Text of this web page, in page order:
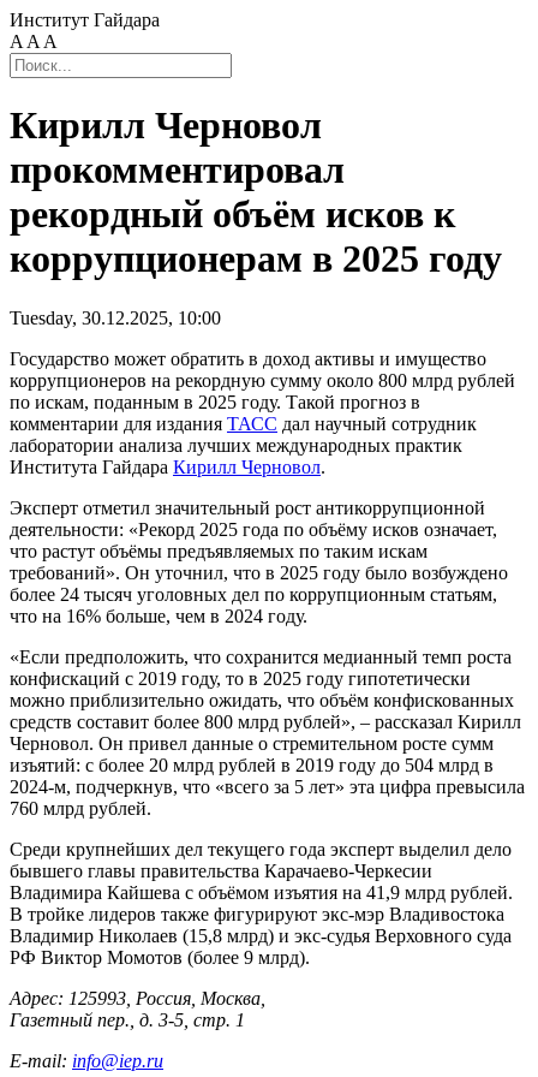
Институт Гайдара
A A A
Кирилл Черновол
прокомментировал
рекордный объём исков к
коррупционерам в 2025 году
Tuesday, 30.12.2025, 10:00
Государство может обратить в доход активы и имущество
коррупционеров на рекордную сумму около 800 млрд рублей
по искам, поданным в 2025 году. Такой прогноз в
комментарии для издания ТАСС дал научный сотрудник
лаборатории анализа лучших международных практик
Института Гайдара Кирилл Черновол.
Эксперт отметил значительный рост антикоррупционной
деятельности: «Рекорд 2025 года по объёму исков означает,
что растут объёмы предъявляемых по таким искам
требований». Он уточнил, что в 2025 году было возбуждено
более 24 тысяч уголовных дел по коррупционным статьям,
что на 16% больше, чем в 2024 году.
«Если предположить, что сохранится медианный темп роста
конфискаций с 2019 году, то в 2025 году гипотетически
можно приблизительно ожидать, что объём конфискованных
средств составит более 800 млрд рублей», – рассказал Кирилл
Черновол. Он привел данные о стремительном росте сумм
изъятий: с более 20 млрд рублей в 2019 году до 504 млрд в
2024-м, подчеркнув, что «всего за 5 лет» эта цифра превысила
760 млрд рублей.
Среди крупнейших дел текущего года эксперт выделил дело
бывшего главы правительства Карачаево-Черкесии
Владимира Кайшева с объёмом изъятия на 41,9 млрд рублей.
В тройке лидеров также фигурируют экс-мэр Владивостока
Владимир Николаев (15,8 млрд) и экс-судья Верховного суда
РФ Виктор Момотов (более 9 млрд).
Адрес: 125993, Россия, Москва,
Газетный пер., д. 3-5, стр. 1
E-mail: info@iep.ru